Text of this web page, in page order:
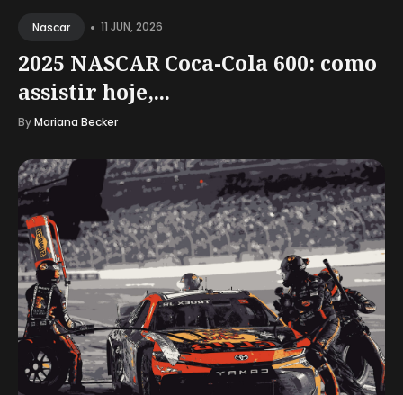
Nascar • 11 JUN, 2026
2025 NASCAR Coca-Cola 600: como
assistir hoje,...
ByMariana Becker